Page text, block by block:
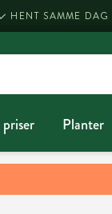
HENT SAMME DAG
Planter